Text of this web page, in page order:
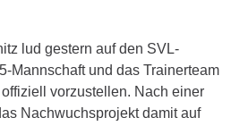
lud gestern auf den SVL-
Mannschaft und das Trainerteam
vorzustellen. Nach einer
Nachwuchsprojekt damit auf